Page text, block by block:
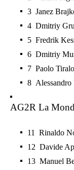
3 Janez
4 Dmitriy
5 Fredrik
6 Dmitriy
7 Paolo
8 Alessandro
AG2R La
11 Rinaldo
12 Davide
13 Manuel